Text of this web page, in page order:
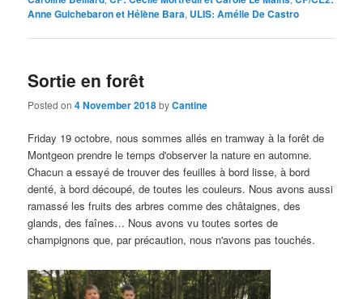
Anne Guichebaron et Hélène Bara, ULIS: Amélie De Castro
Sortie en forêt
Posted on4 November 2018byCantine
Friday 19 octobre, nous sommes allés en tramway à la forêt de
Montgeon prendre le temps d'observer la nature en automne.
Chacun a essayé de trouver des feuilles à bord lisse, à bord
denté, à bord découpé, de toutes les couleurs. Nous avons aussi
ramassé les fruits des arbres comme des châtaignes, des
glands, des faînes… Nous avons vu toutes sortes de
champignons que, par précaution, nous n'avons pas touchés.